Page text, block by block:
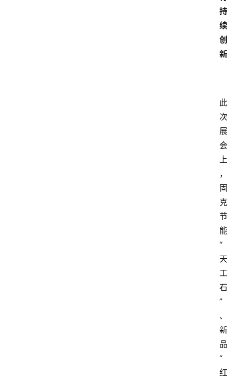
持
续
创
新
此
次
展
会
上
，
固
克
节
能
“
天
工
石
”
、
新
品
“
红